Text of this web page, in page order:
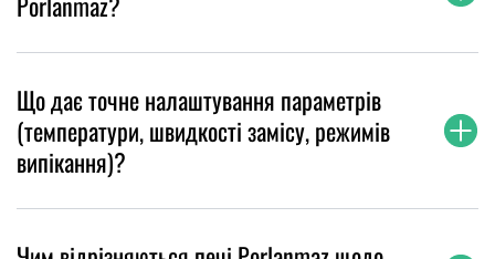
Що дає точне налаштування параметрів
(температури, швидкості замісу, режимів
випікання)?